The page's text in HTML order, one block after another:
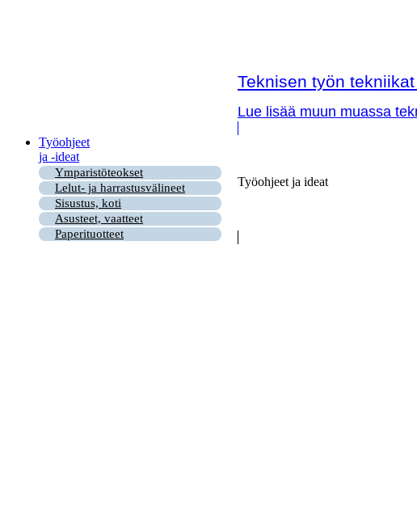
Teknisen työn
Lue lisää muun muassa
Työohjeet
ja -ideat
Ymparistöteokset
Lelut- ja harrastusvälineet
Sisustus, koti
Asusteet, vaatteet
Paperituotteet
Työohjeet ja ideat